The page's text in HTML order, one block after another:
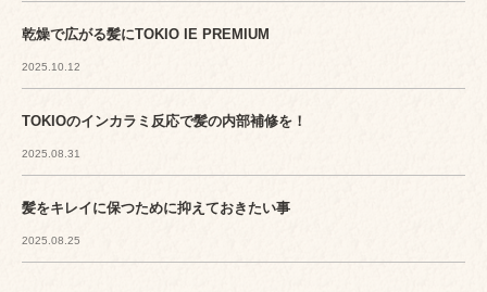
乾燥で広がる髪にTOKIO IE PREMIUM
2025.10.12
TOKIOのインカラミ反応で髪の内部補修を！
2025.08.31
髪をキレイに保つために抑えておきたい事
2025.08.25